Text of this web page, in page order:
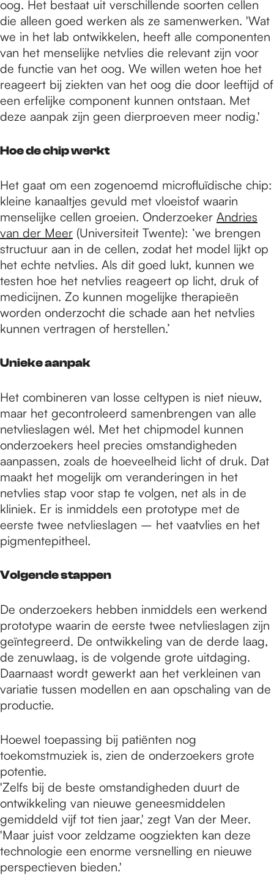
oog. Het bestaat uit verschillende soorten cellen
die alleen goed werken als ze samenwerken. 'Wat
we in het lab ontwikkelen, heeft alle componenten
van het menselijke netvlies die relevant zijn voor
de functie van het oog. We willen weten hoe het
reageert bij ziekten van het oog die door leeftijd of
een erfelijke component kunnen ontstaan. Met
deze aanpak zijn geen dierproeven meer nodig.'
Hoe de chip werkt
Het gaat om een zogenoemd microfluïdische chip:
kleine kanaaltjes gevuld met vloeistof waarin
menselijke cellen groeien. Onderzoeker Andries
van der Meer (Universiteit Twente): ‘we brengen
structuur aan in de cellen, zodat het model lijkt op
het echte netvlies. Als dit goed lukt, kunnen we
testen hoe het netvlies reageert op licht, druk of
medicijnen. Zo kunnen mogelijke therapieën
worden onderzocht die schade aan het netvlies
kunnen vertragen of herstellen.’
Unieke aanpak
Het combineren van losse celtypen is niet nieuw,
maar het gecontroleerd samenbrengen van alle
netvlieslagen wél. Met het chipmodel kunnen
onderzoekers heel precies omstandigheden
aanpassen, zoals de hoeveelheid licht of druk. Dat
maakt het mogelijk om veranderingen in het
netvlies stap voor stap te volgen, net als in de
kliniek. Er is inmiddels een prototype met de
eerste twee netvlieslagen – het vaatvlies en het
pigmentepitheel.
Volgende stappen
De onderzoekers hebben inmiddels een werkend
prototype waarin de eerste twee netvlieslagen zijn
geïntegreerd. De ontwikkeling van de derde laag,
de zenuwlaag, is de volgende grote uitdaging.
Daarnaast wordt gewerkt aan het verkleinen van
variatie tussen modellen en aan opschaling van de
productie.
Hoewel toepassing bij patiënten nog
toekomstmuziek is, zien de onderzoekers grote
potentie.
'Zelfs bij de beste omstandigheden duurt de
ontwikkeling van nieuwe geneesmiddelen
gemiddeld vijf tot tien jaar,' zegt Van der Meer.
'Maar juist voor zeldzame oogziekten kan deze
technologie een enorme versnelling en nieuwe
perspectieven bieden.'